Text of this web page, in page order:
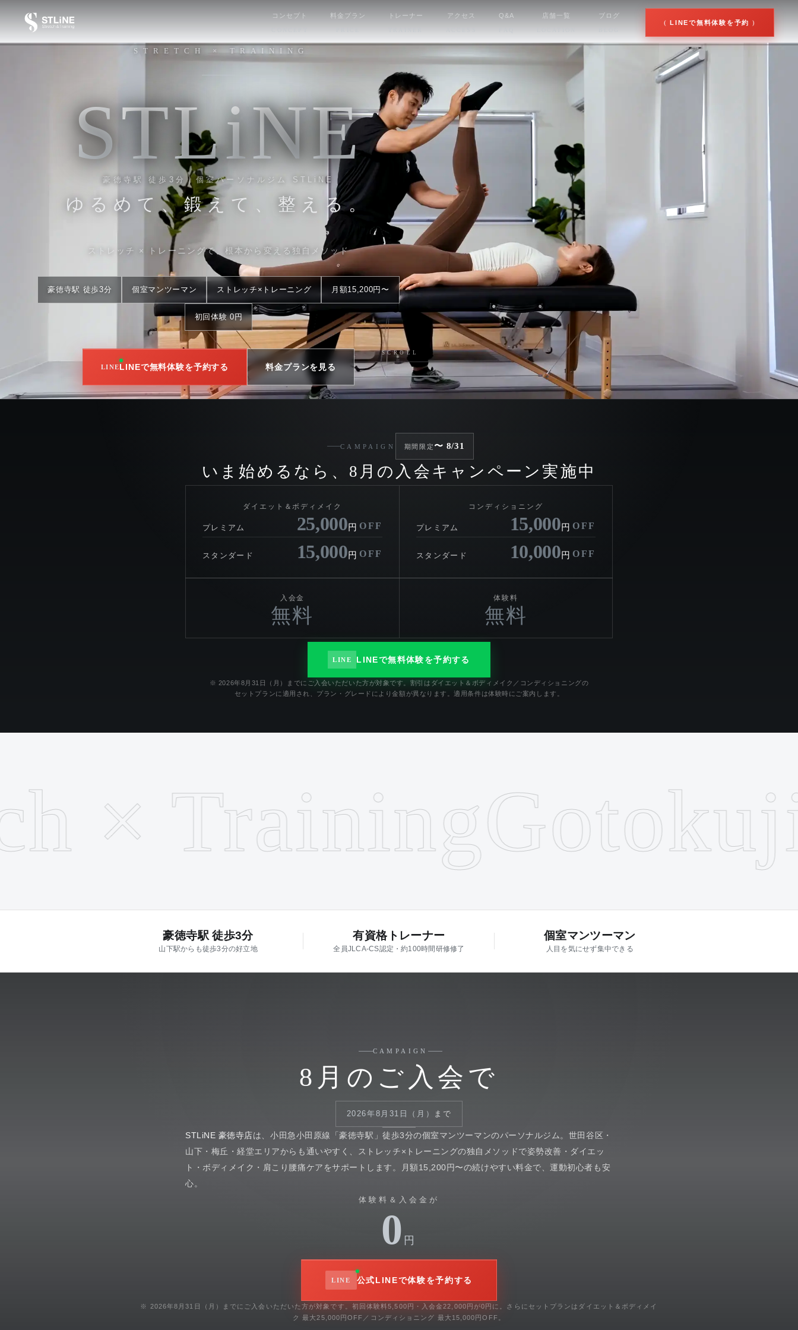
コンセプト 料金プラン トレーナー アクセス Q&A 店舗一覧 ブログ
LINEで無料体験を予約
STRETCH × TRAINING
STLiNE
豪徳寺駅 徒歩3分｜個室パーソナルジム STLiNE
ゆるめて、鍛えて、 整える。
ストレッチ × トレーニングで、根本から変える独自メソッド
豪徳寺駅 徒歩3分 個室マンツーマン ストレッチ×トレーニング 月額15,200円〜
初回体験 0円
LINEで無料体験を予約する 料金プランを見る
SCROLL
CAMPAIGN 期間限定〜 8/31
いま始めるなら、8月の入会キャンペーン実施中
ダイエット＆ボディメイク
プレミアム 25,000円 OFF
スタンダード 15,000円 OFF
コンディショニング
プレミアム 15,000円 OFF
スタンダード 10,000円 OFF
入会金
無料
体験料
無料
LINE LINEで無料体験を予約する
※ 2026年8月31日（月）までにご入会いただいた方が対象です。割引はダイエット＆ボディメイク／コンディショニングの
セットプランに適用され、プラン・グレードにより金額が異なります。適用条件は体験時にご案内します。
× TrainingGotokuji
豪徳寺駅 徒歩3分
山下駅からも徒歩3分の好立地
有資格トレーナー
全員JLCA-CS認定・約100時間研修修了
個室マンツーマン
人目を気にせず集中できる
CAMPAIGN
8月のご入会で
2026年8月31日（月） まで
STLiNE 豪徳寺店は、小田急小田原線「豪徳寺駅」徒歩3分の個室マンツーマンのパーソナルジム。世田谷区・
山下・梅丘・経堂エリアからも通いやすく、ストレッチ×トレーニングの独自メソッドで姿勢改善・ダイエッ
ト・ボディメイク・肩こり腰痛ケアをサポートします。月額15,200円〜の続けやすい料金で、運動初心者も安
心。
体験料＆入会金が
0 円
公式LINEで体験を予約する
※ 2026年8月31日（月）までにご入会いただいた方が対象です。初回体験料5,500円・入会金22,000円が0円に。さらにセットプランはダイエット＆ボディメイ
ク 最大25,000円OFF／コンディショニング 最大15,000円OFF。